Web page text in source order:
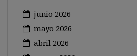
junio 2026
mayo 2026
abril 2026